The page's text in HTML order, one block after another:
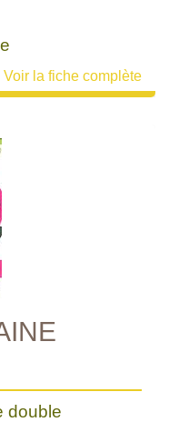
Voir la fiche complète
double